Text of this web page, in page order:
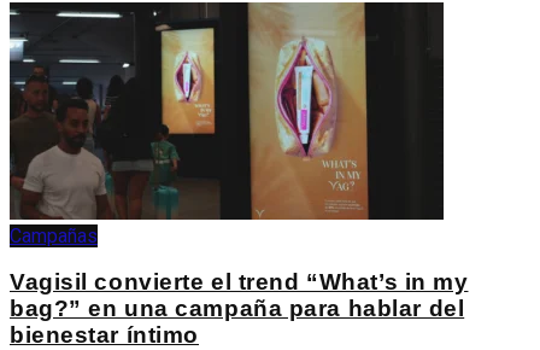
Campañas
Vagisil convierte el trend “What’s in my
bag?” en una campaña para hablar del
bienestar íntimo